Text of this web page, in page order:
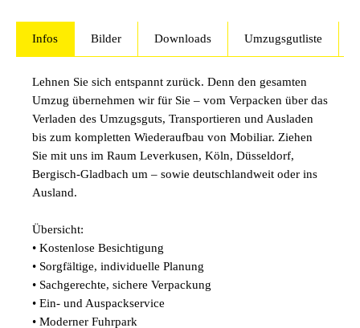
Infos Bilder Downloads Umzugsgutliste
Lehnen Sie sich entspannt zurück. Denn den gesamten
Umzug übernehmen wir für Sie – vom Verpacken über das
Verladen des Umzugsguts, Transportieren und Ausladen
bis zum kompletten Wiederaufbau von Mobiliar. Ziehen
Sie mit uns im Raum Leverkusen, Köln, Düsseldorf,
Bergisch-Gladbach um – sowie deutschlandweit oder ins
Ausland.
Übersicht:
• Kostenlose Besichtigung
• Sorgfältige, individuelle Planung
• Sachgerechte, sichere Verpackung
• Ein- und Auspackservice
• Moderner Fuhrpark